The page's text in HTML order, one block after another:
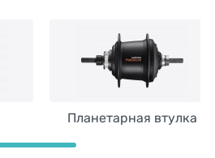
Планетарная втулка